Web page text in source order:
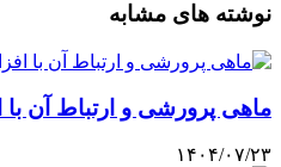
نوشته های مشابه
ماهی پرورشی و ارتباط آن
۱۴۰۴/۰۷/۲۳